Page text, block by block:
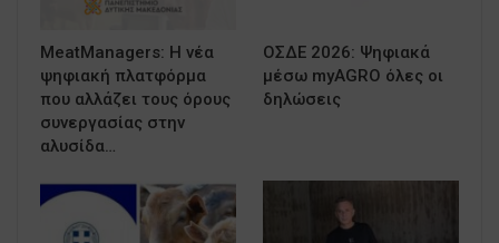
MeatManagers: Η νέα
ψηφιακή πλατφόρμα
που αλλάζει τους όρους
συνεργασίας στην
αλυσίδα…
ΟΣΔΕ 2026: Ψηφιακά
μέσω myAGRO όλες οι
δηλώσεις